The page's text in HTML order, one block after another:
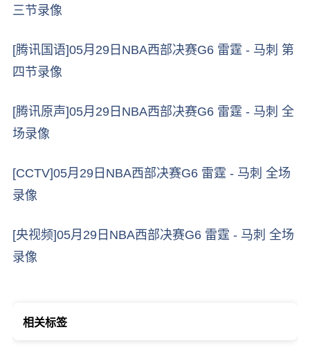
三节录像
[腾讯国语]05月29日NBA西部决赛G6 雷霆 - 马刺 第
四节录像
[腾讯原声]05月29日NBA西部决赛G6 雷霆 - 马刺 全
场录像
[CCTV]05月29日NBA西部决赛G6 雷霆 - 马刺 全场
录像
[央视频]05月29日NBA西部决赛G6 雷霆 - 马刺 全场
录像
相关标签